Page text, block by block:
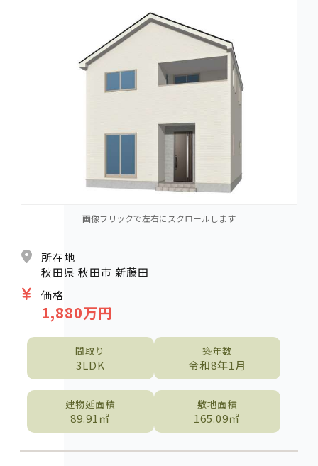
所在地
秋田県 秋田市 新藤田
価格
1,880万円
間取り
3LDK
築年数
令和8年1月
建物延面積
89.91㎡
敷地面積
165.09㎡
画像フリックで左右にスクロールします